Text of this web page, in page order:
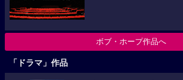
ボブ・ホープ作品へ
「ドラマ」作品